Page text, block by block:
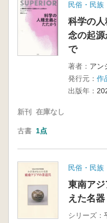
民俗・民族
科学の
念の起源
で
著者： アン
発行元： 作
出版年：
新刊 在庫なし
古書 1点
民俗・民族
東南ア
えた名器
シリーズ：